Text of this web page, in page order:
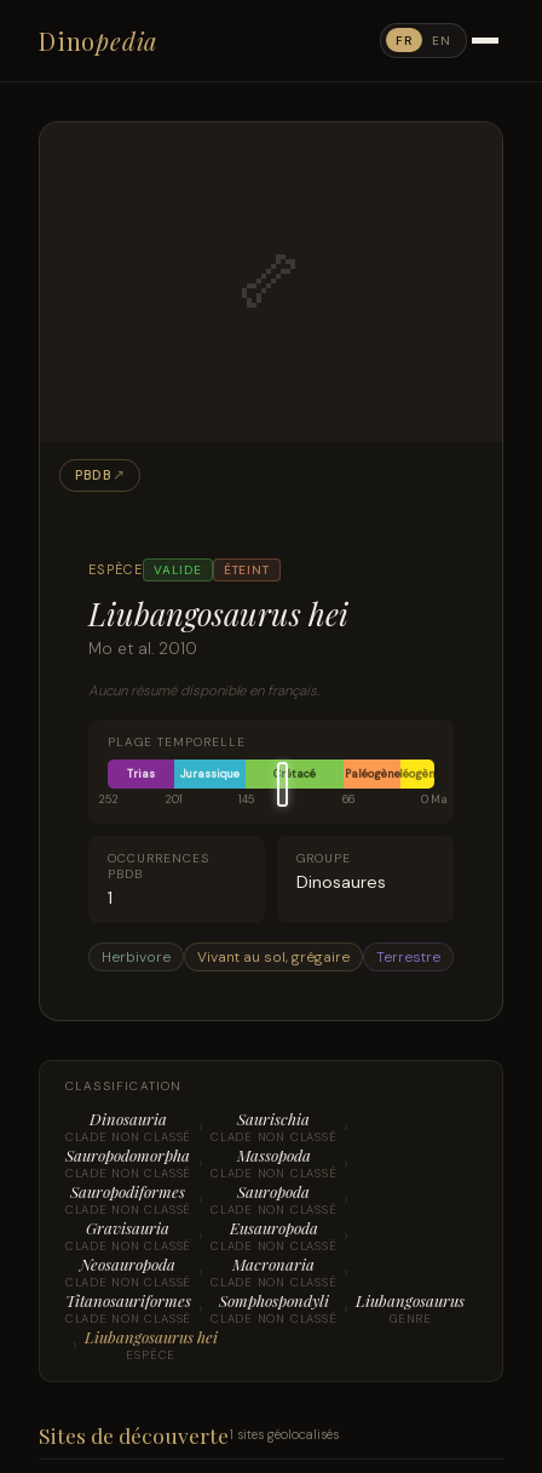
Dinopedia FR EN
ESPÈCE VALIDE ÉTEINT
Liubangosaurus hei
Mo et al. 2010
Aucun résumé disponible en français.
PLAGE TEMPORELLE
Trias Jurassique Crétacé PaléogèneNéogène
252
201 145 66 0 Ma
OCCURRENCES
PBDB
1
GROUPE
Dinosaures
Herbivore Vivant au sol, grégaire Terrestre
🦴
PBDB ↗
CLASSIFICATION
Dinosauria
CLADE NON CLASSÉ › Saurischia
CLADE NON CLASSÉ ›
Sauropodomorpha
CLADE NON CLASSÉ › Massopoda
CLADE NON CLASSÉ ›
Sauropodiformes
CLADE NON CLASSÉ › Sauropoda
CLADE NON CLASSÉ ›
Gravisauria
CLADE NON CLASSÉ › Eusauropoda
CLADE NON CLASSÉ ›
Neosauropoda
CLADE NON CLASSÉ › Macronaria
CLADE NON CLASSÉ ›
Titanosauriformes
CLADE NON CLASSÉ › Somphospondyli
CLADE NON CLASSÉ › Liubangosaurus
GENRE
› Liubangosaurus hei
ESPÈCE
Sites de découverte1 sites géolocalisés